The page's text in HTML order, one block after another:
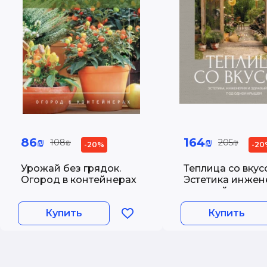
Урожай без грядок.
Огород в контейнерах
86₪ 108₪ -20%
Купить
Теплица со
Эстетика
здравый смысл
одной крышей
164₪ 205₪ -
Купить